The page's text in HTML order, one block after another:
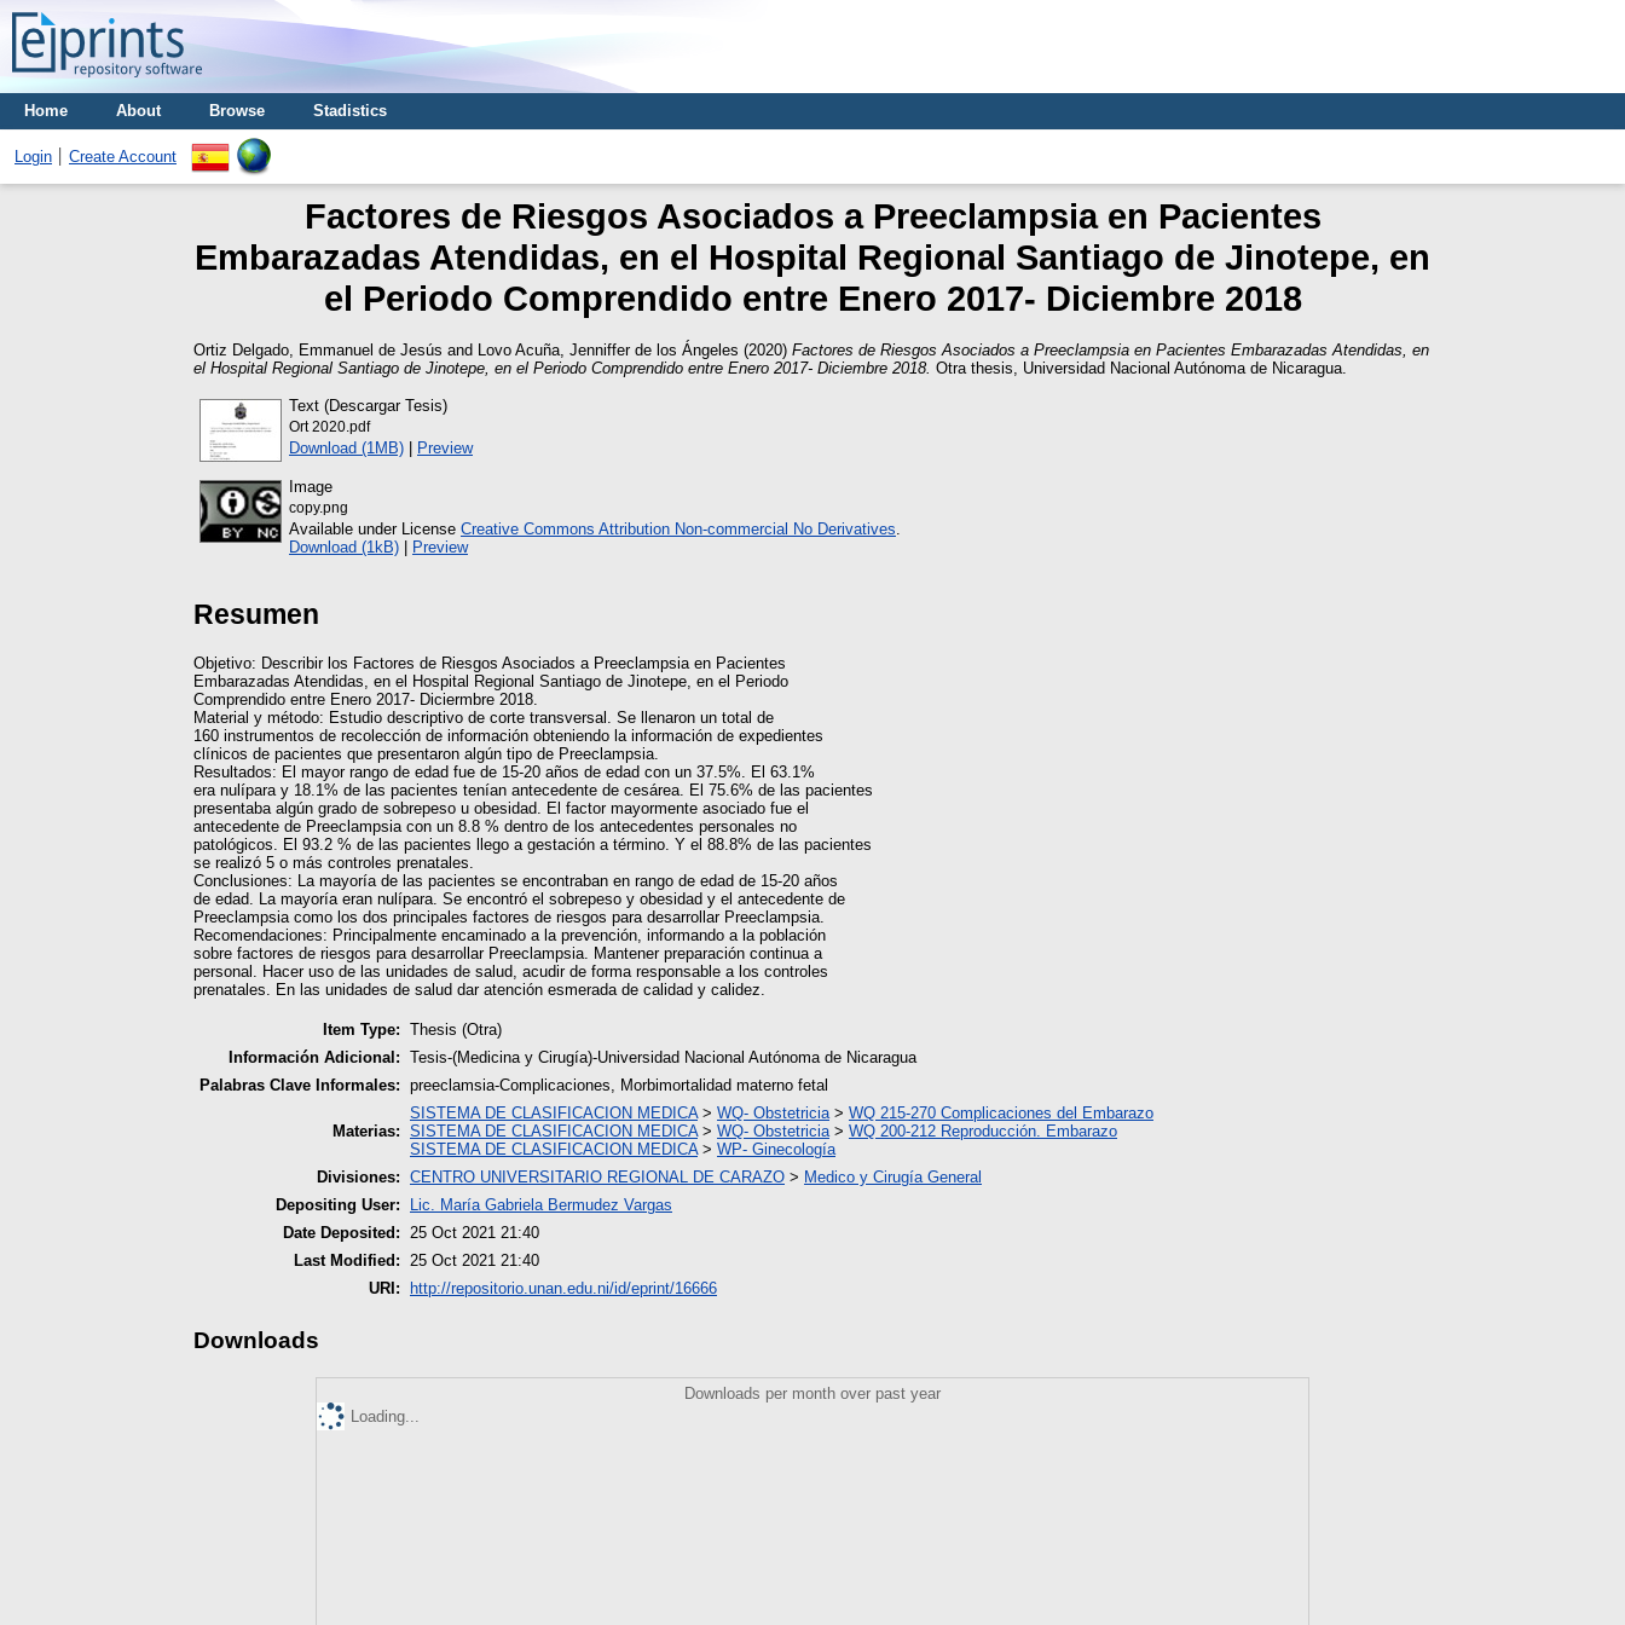
Home About Browse Stadistics
Login Create Account
Factores de Riesgos Asociados a Preeclampsia en Pacientes
Embarazadas Atendidas, en el Hospital Regional Santiago de Jinotepe, en
el Periodo Comprendido entre Enero 2017- Diciembre 2018
Ortiz Delgado, Emmanuel de Jesús and Lovo Acuña, Jenniffer de los Ángeles (2020) Factores de Riesgos Asociados a Preeclampsia en Pacientes Embarazadas Atendidas, en
el Hospital Regional Santiago de Jinotepe, en el Periodo Comprendido entre Enero 2017- Diciembre 2018. Otra thesis, Universidad Nacional Autónoma de Nicaragua.
Text (Descargar Tesis)
Ort 2020.pdf
Download (1MB) | Preview
Image
copy.png
Available under License Creative Commons Attribution Non-commercial No Derivatives
Download (1kB) | Preview
Resumen
Objetivo: Describir los Factores de Riesgos Asociados a Preeclampsia en Pacientes
Embarazadas Atendidas, en el Hospital Regional Santiago de Jinotepe, en el Periodo
Comprendido entre Enero 2017- Diciermbre 2018.
Material y método: Estudio descriptivo de corte transversal. Se llenaron un total de
160 instrumentos de recolección de información obteniendo la información de expedientes
clínicos de pacientes que presentaron algún tipo de Preeclampsia.
Resultados: El mayor rango de edad fue de 15-20 años de edad con un 37.5%. El 63.1%
era nulípara y 18.1% de las pacientes tenían antecedente de cesárea. El 75.6% de las pacientes
presentaba algún grado de sobrepeso u obesidad. El factor mayormente asociado fue el
antecedente de Preeclampsia con un 8.8 % dentro de los antecedentes personales no
patológicos. El 93.2 % de las pacientes llego a gestación a término. Y el 88.8% de las pacientes
se realizó 5 o más controles prenatales.
Conclusiones: La mayoría de las pacientes se encontraban en rango de edad de 15-20 años
de edad. La mayoría eran nulípara. Se encontró el sobrepeso y obesidad y el antecedente de
Preeclampsia como los dos principales factores de riesgos para desarrollar Preeclampsia.
Recomendaciones: Principalmente encaminado a la prevención, informando a la población
sobre factores de riesgos para desarrollar Preeclampsia. Mantener preparación continua a
personal. Hacer uso de las unidades de salud, acudir de forma responsable a los controles
prenatales. En las unidades de salud dar atención esmerada de calidad y calidez.
Item Type: Thesis (Otra)
Información Adicional: Tesis-(Medicina y Cirugía)-Universidad Nacional Autónoma de Nicaragua
Palabras Clave Informales: preeclamsia-Complicaciones, Morbimortalidad materno fetal
Materias:
SISTEMA DE CLASIFICACION MEDICA> WQ- Obstetricia > WQ 215-270 Complicaciones del Embarazo
SISTEMA DE CLASIFICACION MEDICA> WQ- Obstetricia > WQ 200-212 Reproducción. Embarazo
SISTEMA DE CLASIFICACION MEDICA> WP- Ginecología
Divisiones: CENTRO UNIVERSITARIO REGIONAL DE CARAZO > Medico y Cirugía General
Depositing User:
Lic. María Gabriela Bermudez Vargas
Date Deposited:
25 Oct 2021 21:40
Last Modified:
25 Oct 2021 21:40
URI:
http://repositorio.unan.edu.ni/id/eprint/16666
Downloads
Downloads per month over past year
Loading...